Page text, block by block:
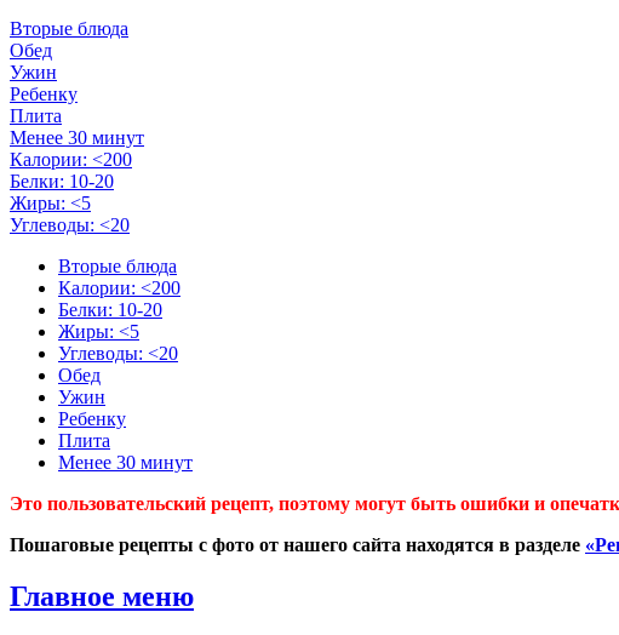
Вторые блюда
Обед
Ужин
Ребенку
Плита
Менее 30 минут
Калории: <200
Белки: 10-20
Жиры: <5
Углеводы: <20
Вторые блюда
Калории: <200
Белки: 10-20
Жиры: <5
Углеводы: <20
Обед
Ужин
Ребенку
Плита
Менее 30 минут
Это пользовательский рецепт, поэтому могут быть ошибки и
Пошаговые рецепты с фото от нашего сайта находятся в разделе
Главное меню